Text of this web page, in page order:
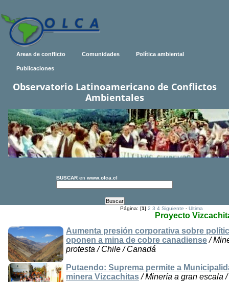
Areas de conflicto Comunidades Política ambiental
Publicaciones
Observatorio Latinoamericano de Conflictos
Ambientales
BUSCAR en www.olca.cl
Página: [1]2 3 4 Siguiente -Ultima
Proyecto
Aumenta presión corporativa sobre
oponen a mina de cobre canadiense/
protesta / Chile / Canadá
Putaendo: Suprema permite a
minera Vizcachitas/ Minería a gran escala